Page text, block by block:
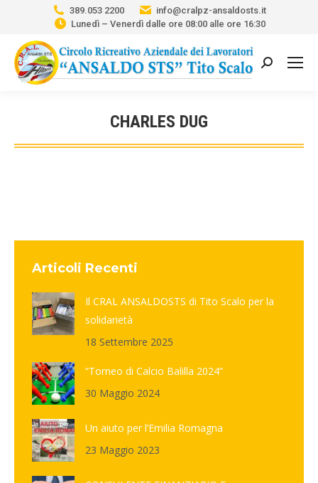
389.053 2200
info@cralpz-ansaldosts.it
Lunedì – Venerdì dalle ore 08:00 alle ore 16:30
Cerca:
CHARLES DUG
Tu sei qui:
Articoli Recenti
Il CRAL ANSALDOSTS di Tito Scalo per la
solidarietà
18 Settembre 2025
“Torneo di Calcio Balilla 2024”
30 Maggio 2024
Un aiuto per l’Emilia Romagna
23 Maggio 2023